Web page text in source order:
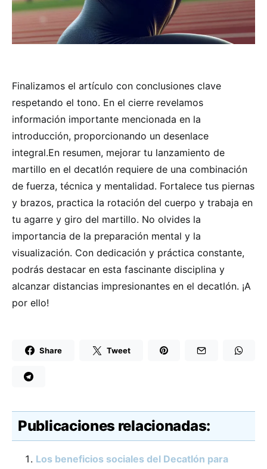
Finalizamos el artículo con conclusiones clave
respetando el tono. En el cierre revelamos
información importante mencionada en la
introducción, proporcionando un desenlace
integral.En resumen, mejorar tu lanzamiento de
martillo en el decatlón requiere de una combinación
de fuerza, técnica y mentalidad. Fortalece tus piernas
y brazos, practica la rotación del cuerpo y trabaja en
tu agarre y giro del martillo. No olvides la
importancia de la preparación mental y la
visualización. Con dedicación y práctica constante,
podrás destacar en esta fascinante disciplina y
alcanzar distancias impresionantes en el decatlón. ¡A
por ello!
Share Tweet
Publicaciones relacionadas:
Los beneficios sociales del Decatlón para